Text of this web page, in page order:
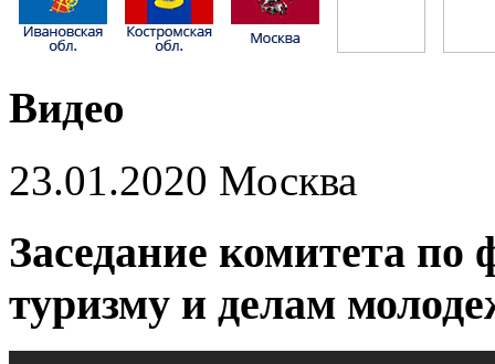
Видео
23.01.2020 Москва
Заседание комитета по
туризму и делам